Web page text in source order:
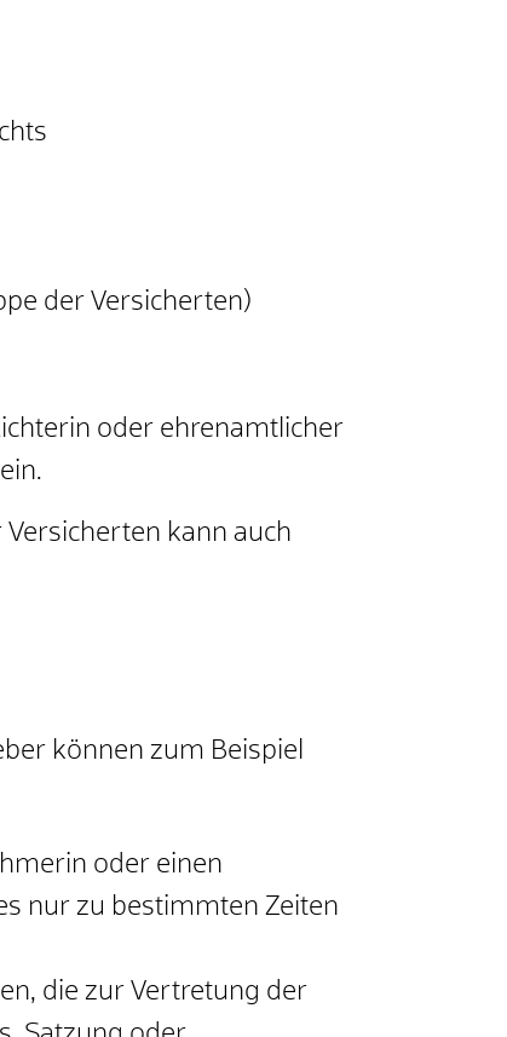
der Versicherten)
oder ehrenamtlicher
kann auch
können zum Beispiel
oder einen
nur zu bestimmten Zeiten
die zur Vertretung der